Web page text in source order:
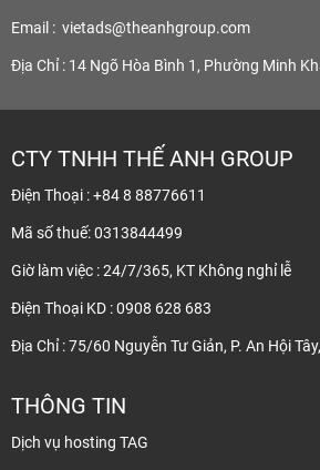
Email : vietads@theanhgroup.com
Địa Chỉ : 14 Ngõ Hòa Bình 1, Phường Minh
CTY TNHH THẾ ANH GROUP
Điện Thoại : +84 8 88776611
Mã số thuế: 0313844499
Giờ làm việc : 24/7/365, KT Không nghỉ lễ
Điện Thoại KD : 0908 628 683
Địa Chỉ : 75/60 Nguyễn Tư Giản, P. An Hội
THÔNG TIN
Dịch vụ hosting TAG